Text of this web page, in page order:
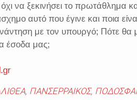
να ξεκινήσει το πρωτάθλημα
αυτό που έγινε και ποια
με τον υπουργό; Πότε θα
έσοδα μας;
, ΠΑΝΣΕΡΡΑΙΚΟΣ,